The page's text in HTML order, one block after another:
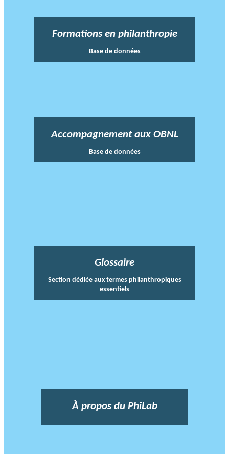
Formations en philanthropie
Base de données
Accompagnement aux OBNL
Base de données
Glossaire
Section dédiée aux termes philanthropiques
essentiels
À propos du PhiLab